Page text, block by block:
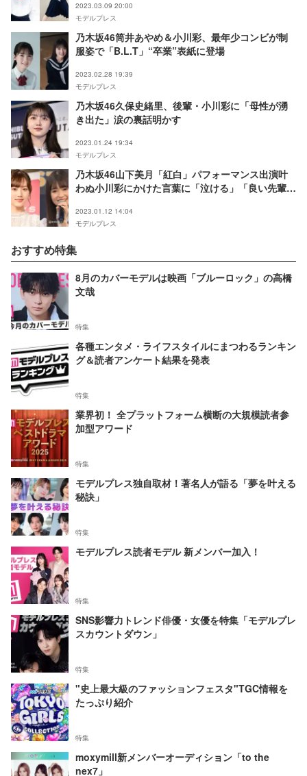
2023.03.09 20:00
モデルプレス
乃木坂46筒井あやめ＆小川彩、最年少コンビが制
服姿で「B.L.T」“卒業”表紙に登場
2023.02.28 19:39
モデルプレス
乃木坂46久保史緒里、後輩・小川彩に「母性が湧
き出た」涙の裏話明かす
2023.01.24 19:34
モデルプレス
乃木坂46山下美月「紅白」パフォーマンス出演叶
わぬ小川彩にかけた言葉に「泣ける」「良い先輩」
2023.01.12 14:04
モデルプレス
おすすめ特集
8月のカバーモデルは映画「ブルーロック」の高橋
文哉
特集
各種エンタメ・ライフスタイルにまつわるランキン
グ＆読者アンケート結果を発表
特集
業界初！ 全プラットフォーム横断の大規模読者参
加型アワード
特集
モデルプレス独自取材！著名人が語る「夢を叶える
秘訣」
特集
モデルプレス読者モデル 新メンバー加入！
特集
SNS影響力トレンド俳優・女優を特集「モデルプレ
スカウントダウン」
特集
"史上最大級のファッションフェスタ"TGC情報を
たっぷり紹介
特集
moxymill新メンバーオーディション「to the
nex7」